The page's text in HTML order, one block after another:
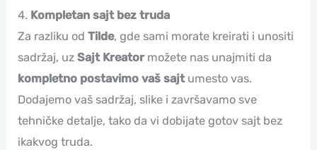
4. Kompletan sajt bez truda
Za razliku odTilde, gde sami morate kreirati i unositi
sadržaj, uzSajt Kreatormožete nas unajmiti da
kompletno postavimo vaš sajtumesto vas.
Dodajemo vaš sadržaj, slike i završavamo sve
tehničke detalje, tako da vi dobijate gotov sajt bez
ikakvog truda.